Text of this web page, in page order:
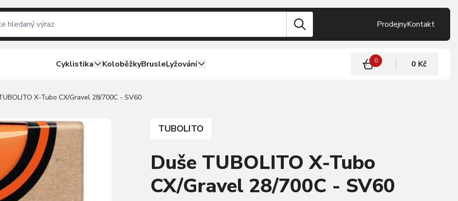
ProdejnyKontakt
Cyklistika KoloběžkyBrusleLyžování 0 0 Kč
X-Tubo CX/Gravel 28/700C - SV60
TUBOLITO
Duše TUBOLITO X-Tubo
CX/Gravel 28/700C - SV60